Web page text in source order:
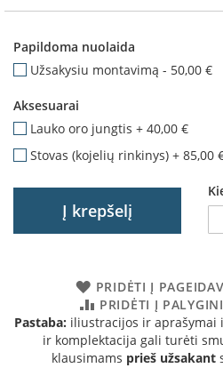
m
n
v
i
c
a
e
Papildoma nuolaida
Užsakysiu montavimą - 50,00 €
Aksesuarai
Lauko oro jungtis + 40,00 €
Stovas (kojelių rinkinys) + 85,00
Į krepšelį
PRIDĖTI Į
PRIDĖTI Į
Pastaba: iliustracijos ir aprašymai
ir komplektacija gali turėti
klausimams prieš užsakant